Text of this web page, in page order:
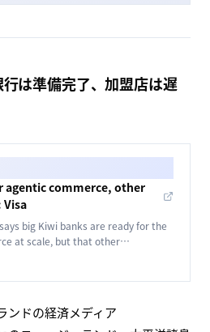
は準備完了、加盟店は遅
agentic commerce, other
big Kiwi banks are ready for the
at scale, but that other
side of the transaction are
ンドの経済メディア